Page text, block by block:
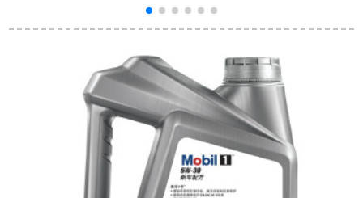
ラル4 L SN級を独占
享受します。
3/B 4 SN 1 Qtアメリ